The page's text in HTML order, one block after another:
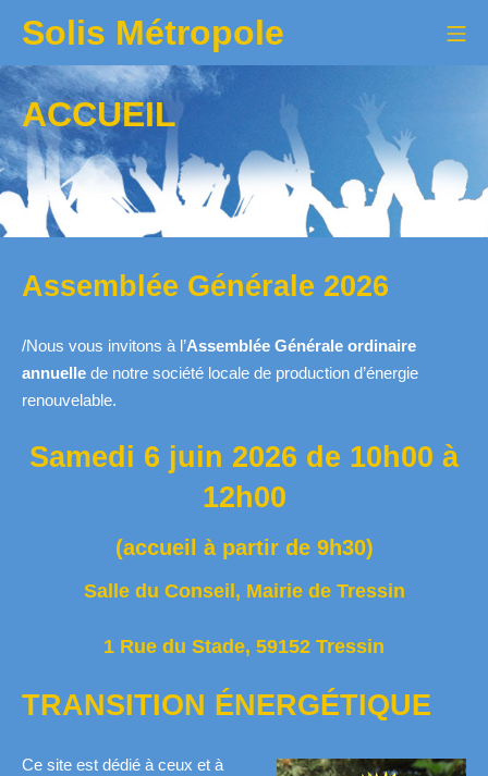
contenu
Solis Métropole
ACCUEIL
Assemblée Générale 2026
/Nous vous invitons à l’Assemblée Générale ordinaire
annuelle de notre société locale de production d’énergie
renouvelable.
Samedi 6 juin 2026 de 10h00 à
12h00
(accueil à partir de 9h30)
Salle du Conseil, Mairie de Tressin
1 Rue du Stade, 59152 Tressin
TRANSITION ÉNERGÉTIQUE
Ce site est dédié à ceux et à